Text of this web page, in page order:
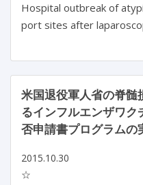
Hospital outbreak of
port sites after
米国退役軍人省の脊髄
るインフルエンザワ
否申請書プログラムの
2015.10.30
☆